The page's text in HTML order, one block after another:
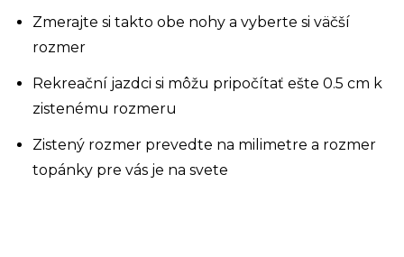
Zmerajte si takto obe nohy a vyberte si väčší
rozmer
Rekreační jazdci si môžu pripočítať ešte 0.5 cm k
zistenému rozmeru
Zistený rozmer prevedte na milimetre a rozmer
topánky pre vás je na svete